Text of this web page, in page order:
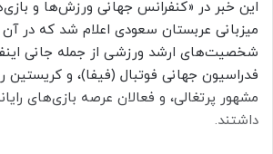
این خبر در «کنفرانس جهانی ورزش‌ها و
میزبانی عربستان سعودی اعلام شد که در آن
شخصیت‌های ارشد ورزشی از جمله جانی
فدراسیون جهانی فوتبال (فیفا)، و کریستین
مشهور پرتغالی، و فعالان عرصه بازی‌های
داشتند.